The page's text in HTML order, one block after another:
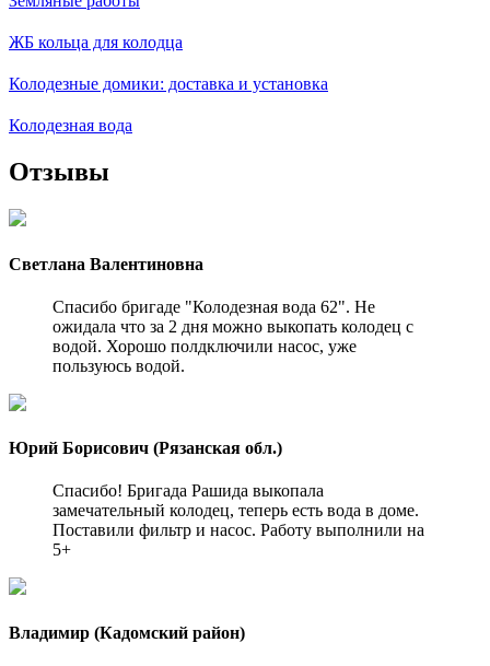
ЖБ кольца для колодца
Колодезные домики: доставка и установка
Колодезная вода
Отзывы
Светлана Валентиновна
Спасибо бригаде "Колодезная вода 62". Не
ожидала что за 2 дня можно выкопать колодец с
водой. Хорошо полдключили насос, уже
пользуюсь водой.
Юрий Борисович (Рязанская обл.)
Спасибо! Бригада Рашида выкопала
замечательный колодец, теперь есть вода в доме.
Поставили фильтр и насос. Работу выполнили на
5+
Владимир (Кадомский район)